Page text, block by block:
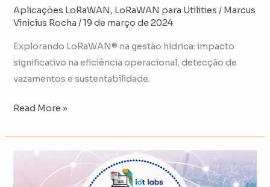
Aplicações LoRaWAN, LoRaWAN para Utilities / Marcus
Vinícius Rocha/19 de março de 2024
Explorando LoRaWAN® na gestão hídrica: impacto
significativo na eficiência operacional, detecção de
vazamentos e sustentabilidade.
Read More »
Tornando